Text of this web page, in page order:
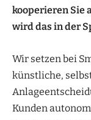
kooperieren Sie
wird das in der
Wir setzen bei
künstliche,
Kunden